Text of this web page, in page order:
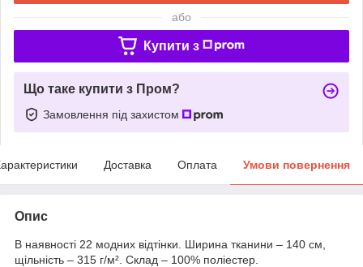
або
Купити з
Що таке купити з Пром?
Замовлення під захистом
Доставка Оплата Умови повернення
Опис
В наявності 22 модних відтінки. Ширина тканини – 140 см,
щільність – 315 г/м². Склад – 100% поліестер.